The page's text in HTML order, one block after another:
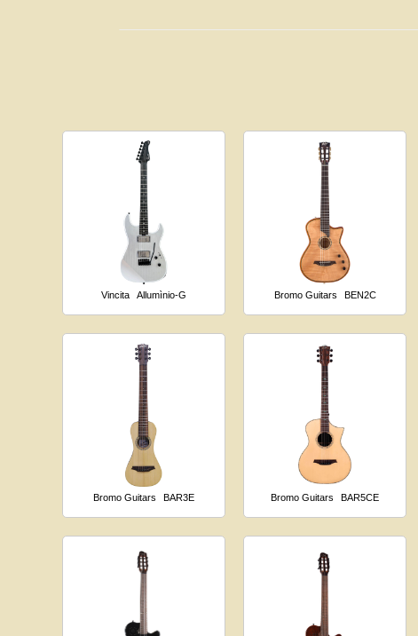
Vincita Allumìnio-G Bromo Guitars BEN2C
Bromo Guitars BAR3E Bromo Guitars BAR5CE